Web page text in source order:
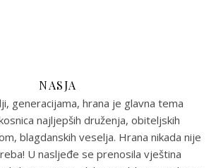
NASJA
generacijama, hrana je glavna tema
najljepših druženja, obiteljskih
blagdanskih veselja. Hrana nikada nije
U nasljeđe se prenosila vještina